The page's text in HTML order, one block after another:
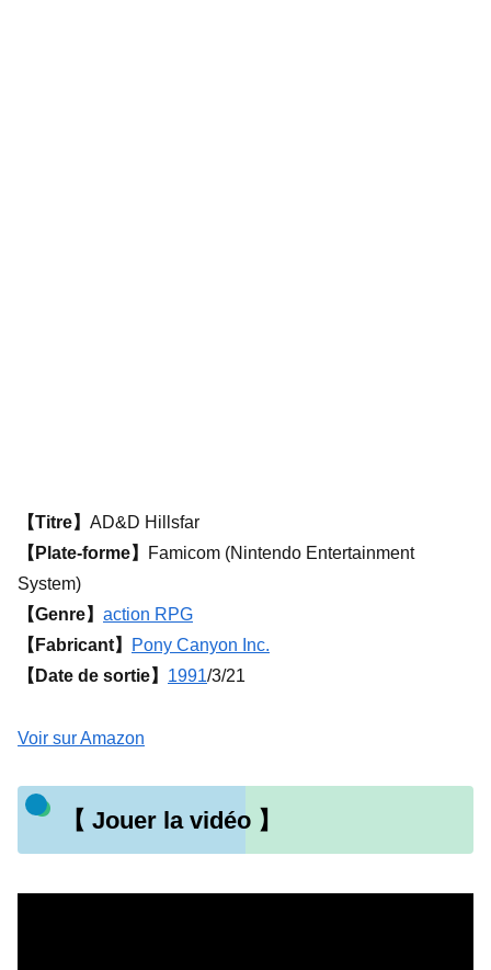
【Titre】 AD&D Hillsfar
【Plate-forme】
Famicom (Nintendo Entertainment
System)
【Genre】 action RPG
【Fabricant】
Pony Canyon Inc.
【Date de sortie】 1991/3/21
Voir sur Amazon
【 Jouer la vidéo 】